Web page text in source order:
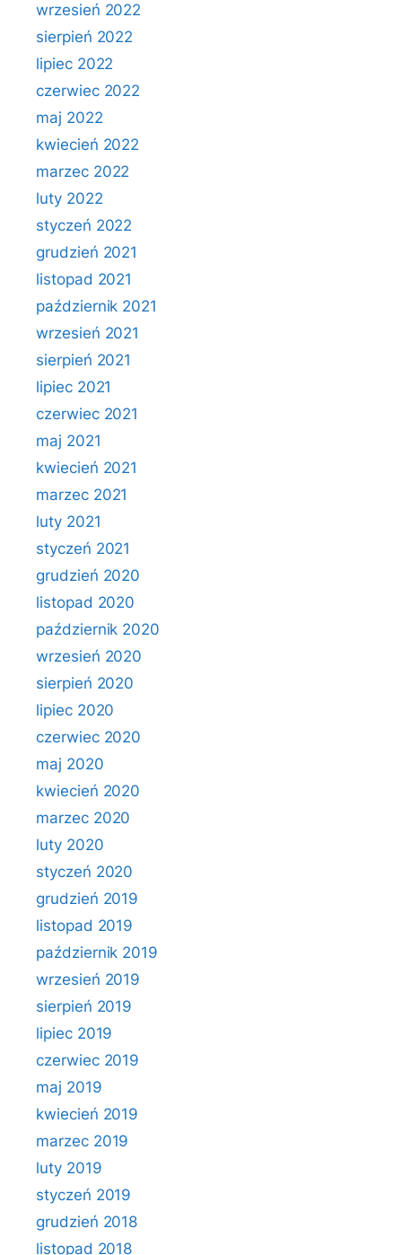
wrzesień 2022
sierpień 2022
lipiec 2022
czerwiec 2022
maj 2022
kwiecień 2022
marzec 2022
luty 2022
styczeń 2022
grudzień 2021
listopad 2021
październik 2021
wrzesień 2021
sierpień 2021
lipiec 2021
czerwiec 2021
maj 2021
kwiecień 2021
marzec 2021
luty 2021
styczeń 2021
grudzień 2020
listopad 2020
październik 2020
wrzesień 2020
sierpień 2020
lipiec 2020
czerwiec 2020
maj 2020
kwiecień 2020
marzec 2020
luty 2020
styczeń 2020
grudzień 2019
listopad 2019
październik 2019
wrzesień 2019
sierpień 2019
lipiec 2019
czerwiec 2019
maj 2019
kwiecień 2019
marzec 2019
luty 2019
styczeń 2019
grudzień 2018
listopad 2018